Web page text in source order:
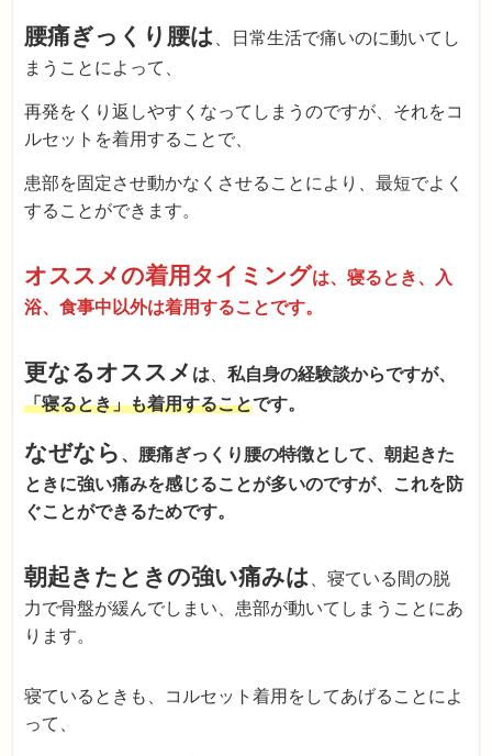
腰痛ぎっくり腰は
、日常生活で痛いのに動いてし
まうことによって、
再発をくり返しやすくなってしまうのですが、それをコ
ルセットを着用することで、
患部を固定させ動かなくさせることにより、最短でよく
することができます。
オススメの着用タイミングは、寝るとき、入
浴、食事中以外は着用することです。
更なるオススメ は 、私自身の経験談からですが、
「寝るとき」も着用することです。
なぜなら 、腰痛ぎっくり腰の特徴として、朝起きた
ときに強い痛みを感じることが多いのですが、これを防
ぐことができるためです。
朝起きたときの強い痛みは
、寝ている間の脱
力で骨盤が緩んでしまい、患部が動いてしまうことにあ
ります。
寝ているときも、コルセット着用をしてあげることによ
って、